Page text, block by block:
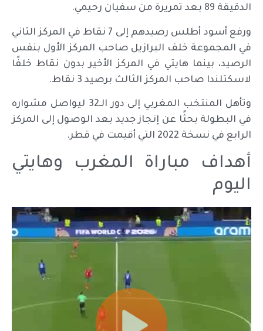
الدقيقة 89 بعد تمريرة من سفيان رحيمي.
ورفع أسود أطلس رصيدهم إلى 7 نقاط في المركز الثاني
في المجموعة خلف البرازيل صاحب المركز الأول بنفس
الرصيد، بينما هايتي في المركز الأخير بدون نقاط خلفًا
لاسكتلندا صاحب المركز الثالث برصيد 3 نقاط.
وتأهل المنتخب المغربي إلى دور الـ32 ليواصل مشواره
في البطولة بحثًا عن إنجاز جديد بعد الوصول إلى المركز
الرابع في نسخة 2022 التي أقيمت في قطر.
أهداف مباراة المغرب وهايتي
اليوم